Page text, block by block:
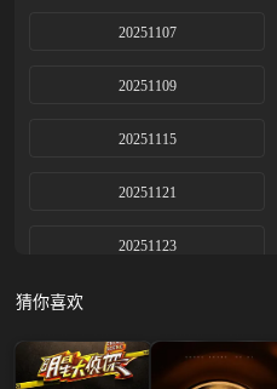
20251107
20251109
20251115
20251121
20251123
20251205
猜你喜欢